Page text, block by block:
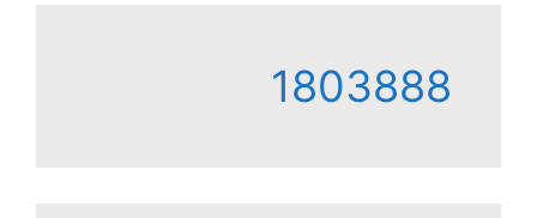
1803888